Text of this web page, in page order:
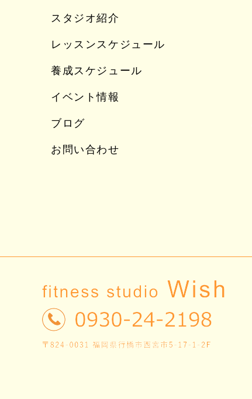
スタジオ紹介
レッスンスケジュール
養成スケジュール
イベント情報
ブログ
お問い合わせ